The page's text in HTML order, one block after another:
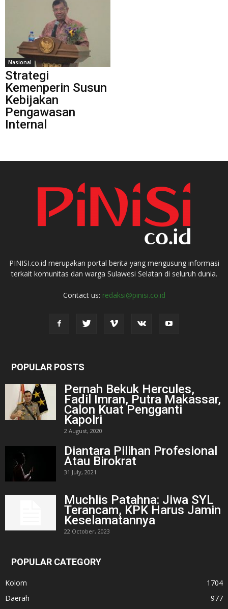
Nasional
Strategi
Kemenperin Susun
Kebijakan
Pengawasan
Internal
PINISI.co.id merupakan portal berita yang mengusung informasi
terkait komunitas dan warga Sulawesi Selatan di seluruh dunia.
Contact us: redaksi@pinisi.co.id
POPULAR POSTS
Pernah Bekuk Hercules,
Fadil Imran, Putra Makassar,
Calon Kuat Pengganti
Kapolri
2 August, 2020
Diantara Pilihan Profesional
Atau Birokrat
31 July, 2021
Muchlis Patahna: Jiwa SYL
Terancam, KPK Harus Jamin
Keselamatannya
22 October, 2023
POPULAR CATEGORY
Kolom
1704
Daerah
977